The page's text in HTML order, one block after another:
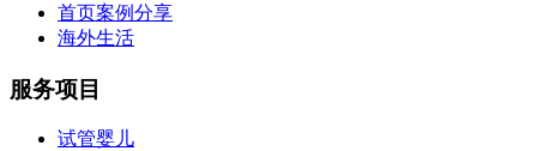
首页案例分享
海外生活
服务项目
试管婴儿